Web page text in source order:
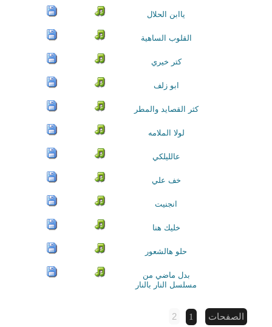
ياابن الحلال
القلوب الساهية
كتر خيري
ابو زلف
كثر القصايد والمطر
لولا الملامه
عالليلكي
خف علي
انجنيت
خليك هنا
حلو هالشعور
بدل ماضي من
مسلسل النار بالنار
الصفحات 1
2